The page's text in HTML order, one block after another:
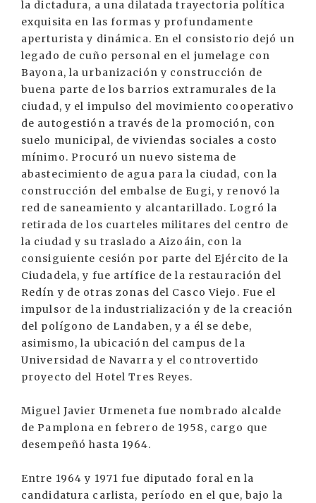
la dictadura, a una dilatada trayectoria política
exquisita en las formas y profundamente
aperturista y dinámica. En el consistorio dejó un
legado de cuño personal en el jumelage con
Bayona, la urbanización y construcción de
buena parte de los barrios extramurales de la
ciudad, y el impulso del movimiento cooperativo
de autogestión a través de la promoción, con
suelo municipal, de viviendas sociales a costo
mínimo. Procuró un nuevo sistema de
abastecimiento de agua para la ciudad, con la
construcción del embalse de Eugi, y renovó la
red de saneamiento y alcantarillado. Logró la
retirada de los cuarteles militares del centro de
la ciudad y su traslado a Aizoáin, con la
consiguiente cesión por parte del Ejército de la
Ciudadela, y fue artífice de la restauración del
Redín y de otras zonas del Casco Viejo. Fue el
impulsor de la industrialización y de la creación
del polígono de Landaben, y a él se debe,
asimismo, la ubicación del campus de la
Universidad de Navarra y el controvertido
proyecto del Hotel Tres Reyes.
Miguel Javier Urmeneta fue nombrado alcalde
de Pamplona en febrero de 1958, cargo que
desempeñó hasta 1964.
Entre 1964 y 1971 fue diputado foral en la
candidatura carlista, período en el que, bajo la